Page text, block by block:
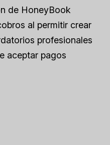
de HoneyBook
al permitir crear
profesionales
aceptar pagos